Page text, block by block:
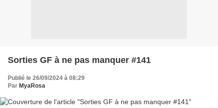
Sorties GF à ne pas manquer #141
Publié le 26/09/2024 à 08:29
Par MyaRosa